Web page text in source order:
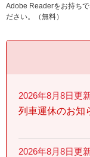
Adobe Readerをお持ち
ださい。（無料）
2026年8月8日更
列車運休のお知
2026年8月8日更